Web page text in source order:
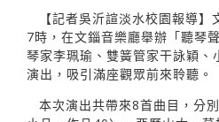
【記者吳沂諠淡水校園報導
7時，在文錙音樂廳舉辦「聽琴
琴家李珮瑜、雙簧管家干詠穎、
演出，吸引滿座觀眾前來聆聽。
本次演出共帶來8首曲目，分